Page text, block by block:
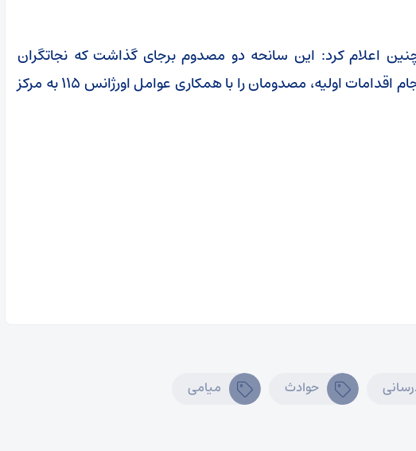
اعلام کرد: این سانحه دو مصدوم برجای گذاشت که نجاتگران
هلال‌احمر پس از رهاسازی و انجام اقدامات اولیه، مصدومان را با همکاری عوامل اورژانس ۱۱۵ به مرکز
حوادث میامی